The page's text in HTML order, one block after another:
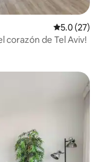
Calificación
5.0 (27)
corazón de Tel Aviv!